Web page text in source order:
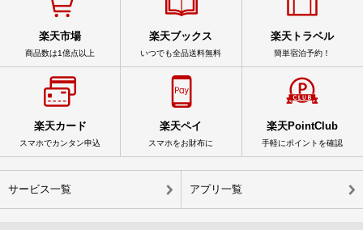
楽天市場
商品数は1億点以上
楽天ブックス
いつでも全品送料無料
楽天トラベル
簡単宿泊予約！
楽天カード
スマホでカンタン申込
楽天ペイ
スマホをお財布に
楽天PointClub
手軽にポイントを確認
サービス一覧 アプリ一覧